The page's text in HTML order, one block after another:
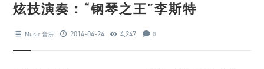
炫技演奏：“钢琴之王”李斯特
Music 音乐 2014-04-24 4,247 0